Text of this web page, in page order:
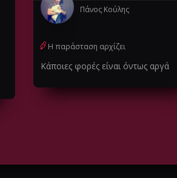
Πάνος Κούλης
Η παράσταση αρχίζει
Κάποιες φορές είναι όντως αργά